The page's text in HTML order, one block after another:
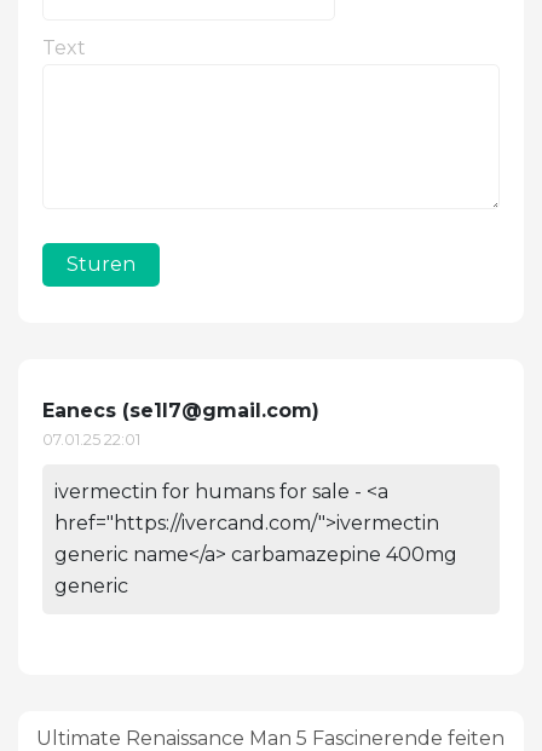
Text
Sturen
Eanecs (se1l7@gmail.com)
07.01.25 22:01
ivermectin for humans for sale - <a
href="https://ivercand.com/">ivermectin
generic name</a> carbamazepine 400mg
generic
Ultimate Renaissance Man 5 Fascinerende feiten